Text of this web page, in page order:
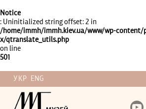
Notice
: Uninitialized string offset: 2 in
/home/immh/immh.kiev.ua/www/wp-content/
x/qtranslate_utils.php
on line
501
УКР ENG